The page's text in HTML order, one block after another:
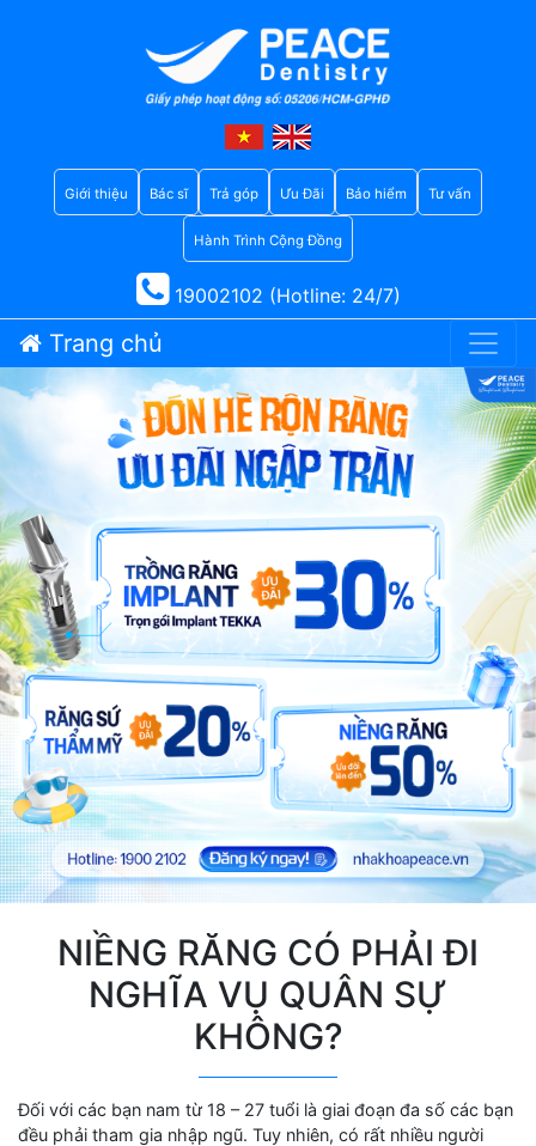
Giới thiệu Bác sĩ Trả góp Ưu Đãi Bảo hiểm Tư vấn
Hành Trình Cộng Đồng
19002102 (Hotline: 24/7)
Trang chủ
NIỀNG RĂNG CÓ PHẢI ĐI
NGHĨA VỤ QUÂN SỰ
KHÔNG?
Đối với các bạn nam từ 18 – 27 tuổi là giai đoạn đa số các bạn
đều phải tham gia nhập ngũ. Tuy nhiên, có rất nhiều người